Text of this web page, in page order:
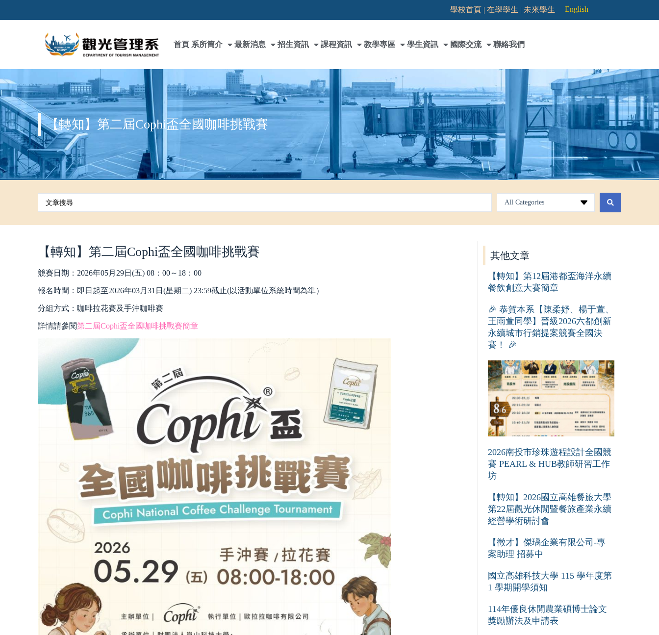
學校首頁 |在學學生 | 未來學生 English
首頁 系所簡介 最新消息 招生資訊 課程資訊 教學專區 學生資訊 國際交流 聯絡我們
【轉知】第二屆Cophi盃全國咖啡挑戰賽
All Categories
【轉知】第二屆Cophi盃全國咖啡挑戰賽
競賽日期：2026年05月29日(五) 08：00～18：00
報名時間：即日起至2026年03月31日(星期二) 23:59截止(以活動單位系統時間為準）
分組方式：咖啡拉花賽及手沖咖啡賽
詳情請參閱第二屆Cophi盃全國咖啡挑戰賽簡章
其他文章
【轉知】第12屆港都盃海洋永續
餐飲創意大賽簡章
🎉 恭賀本系【陳柔妤、楊于萱、
王雨萱同學】晉級2026六都創新
永續城市行銷提案競賽全國決
賽！ 🎉
2026南投市珍珠遊程設計全國競
賽 PEARL & HUB教師研習工作
坊
【轉知】2026國立高雄餐旅大學
第22屆觀光休閒暨餐旅產業永續
經營學術研討會
【徵才】傑瑀企業有限公司-專
案助理 招募中
國立高雄科技大學 115 學年度第
1 學期開學須知
114年優良休閒農業碩博士論文
獎勵辦法及申請表